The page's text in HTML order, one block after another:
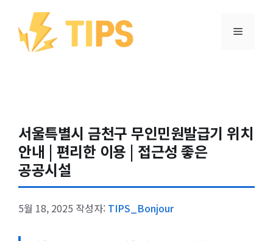
건너뛰기
메뉴
서울특별시 금천구 무인민원발급기 위치
안내 | 편리한 이용 | 접근성 좋은
공공시설
5월 18, 2025 작성자: TIPS_Bonjour